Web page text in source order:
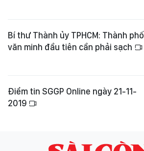
Bí thư Thành ủy TPHCM: Thành phố
văn minh đầu tiên cần phải sạch
Điểm tin SGGP Online ngày 21-11-
2019